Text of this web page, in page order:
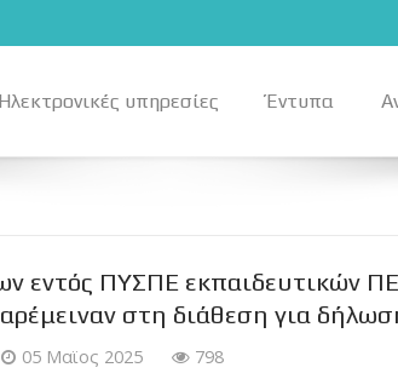
Ηλεκτρονικές υπηρεσίες Έντυπα
εντός ΠΥΣΠΕ εκπαιδευτικών
στη διάθεση για
05 Μαϊος 2025 798